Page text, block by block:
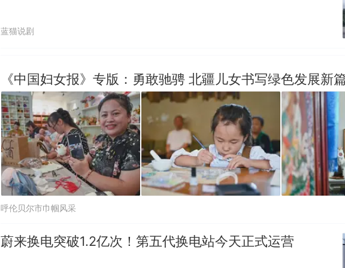
蓝猫说剧
《中国妇女报》专版：勇敢驰骋 北疆儿女书写绿色发展新
呼伦贝尔市巾帼风采
蔚来换电突破1.2亿次！第五代换电站今天正式运营